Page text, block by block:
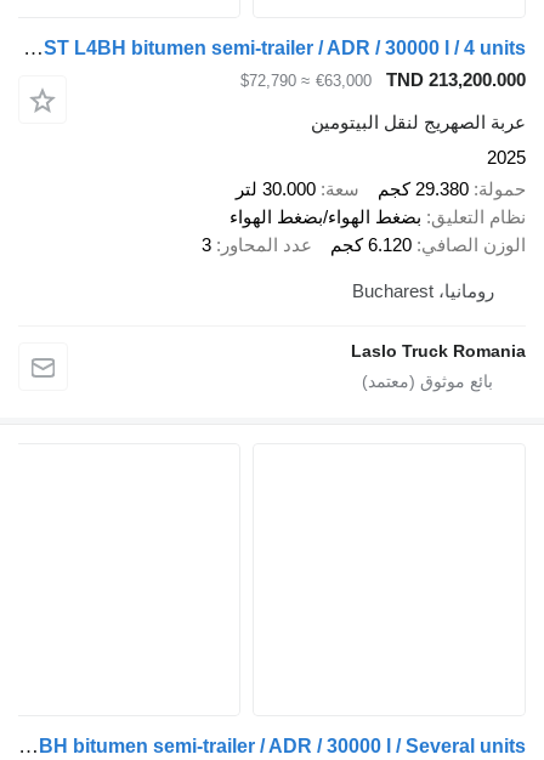
LAG O-3-ST L4BH bitumen semi-trailer / ADR / 30000 l / 4 units
TND 213,200.000
€63,000
≈ $72,790
عربة الصهريج لنقل البيتومين
2025
حمولة 29.380 كجم سعة 30.000 لتر
نظام التعليق بضغط الهواء/بضغط الهواء
الوزن الصافي 6.120 كجم عدد المحاور 3
رومانيا، Bucharest
Laslo Truck Romania
LAG O-3-ST L4BH bitumen semi-trailer / ADR / 30000 l / Several units